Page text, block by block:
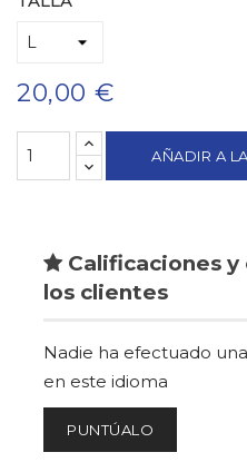
20,00 €
AÑADIR A
Calificaciones y
los clientes
Nadie ha efectuado
en este idioma
PUNTÚALO